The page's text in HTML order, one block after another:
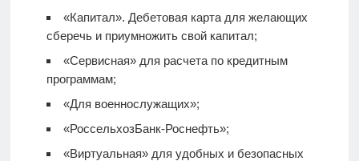
«Капитал». Дебетовая картадля желающих
сберечь и приумножить свой капитал;
«Сервисная» для расчета по кредитным
программам;
«Для военнослужащих»;
«РоссельхозБанк-Роснефть»;
«Виртуальная» для удобных и безопасных